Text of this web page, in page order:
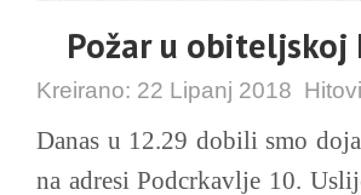
Požar u obiteljskoj
Kreirano: 22 Lipanj 2018
Danas u 12.29 dobili smo
na adresi Podcrkavlje 10.